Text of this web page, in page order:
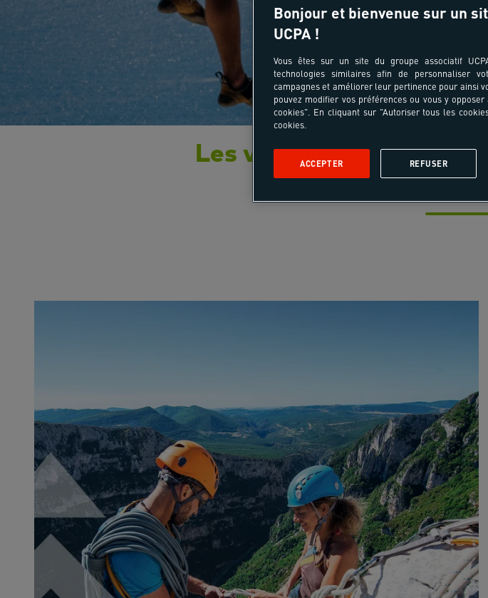
Les villages sportifs
Bonjour et bienvenue sur un
UCPA !
Vous êtes sur un site du groupe associatif
technologies similaires afin de personnaliser
campagnes et améliorer leur pertinence pour ainsi
pouvez modifier vos préférences ou vous y
cookies". En cliquant sur "Autoriser tous les
cookies.
REFUSER
ACCEPTER